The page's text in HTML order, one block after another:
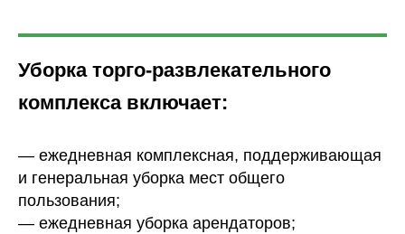
Уборка торго-развлекательного
комплекса включает:
— ежедневная комплексная, поддерживающая
и генеральная уборка мест общего
пользования;
— ежедневная уборка арендаторов;